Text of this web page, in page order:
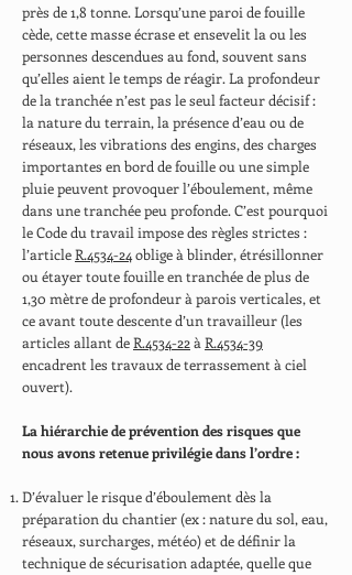
près de 1,8 tonne. Lorsqu’une paroi de fouille
cède, cette masse écrase et ensevelit la ou les
personnes descendues au fond, souvent sans
qu’elles aient le temps de réagir. La profondeur
de la tranchée n’est pas le seul facteur décisif :
la nature du terrain, la présence d’eau ou de
réseaux, les vibrations des engins, des charges
importantes en bord de fouille ou une simple
pluie peuvent provoquer l’éboulement, même
dans une tranchée peu profonde. C’est pourquoi
le Code du travail impose des règles strictes :
l’articleR.4534-24oblige à blinder, étrésillonner
ou étayer toute fouille en tranchée de plus de
1,30 mètre de profondeur à parois verticales, et
ce avant toute descente d’un travailleur (les
articles allant deR.4534-22à R.4534-39
encadrent les travaux de terrassement à ciel
ouvert).
La hiérarchie de prévention des risques que
nous avons retenue privilégie dans l’ordre :
D’évaluer le risque d’éboulement dès la
préparation du chantier (ex : nature du sol, eau,
réseaux, surcharges, météo) et de définir la
technique de sécurisation adaptée, quelle que